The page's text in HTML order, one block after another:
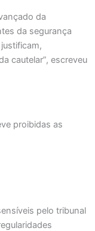
da
da segurança
cautelar”, escreveu
proibidas as
pelo tribunal